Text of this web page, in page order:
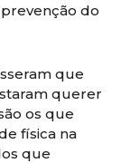
do
que
querer
os que
física na
que